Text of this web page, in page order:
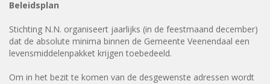
Beleidsplan
Stichting N.N. organiseert jaarlijks (in de feestmaand december)
dat de absolute minima binnen de Gemeente Veenendaal een
levensmiddelenpakket krijgen toebedeeld.
Om in het bezit te komen van de desgewenste adressen wordt